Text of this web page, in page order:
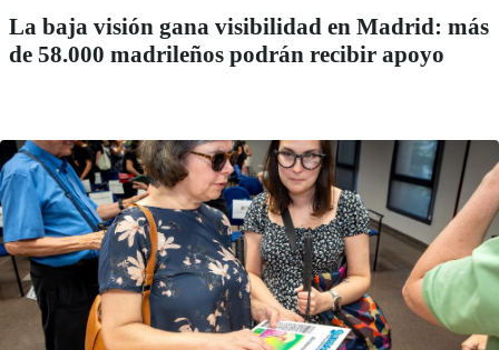
La baja visión gana visibilidad en Madrid: más
de 58.000 madrileños podrán recibir apoyo